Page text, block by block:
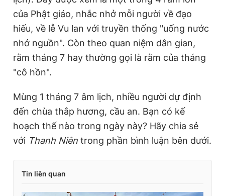
của Phật giáo, nhắc nhở mỗi người về đạo
hiếu, về lễ Vu lan với truyền thống "uống nước
nhớ nguồn". Còn theo quan niệm dân gian,
rằm tháng 7 hay thường gọi là rằm của tháng
"cô hồn".
Mùng 1 tháng 7 âm lịch, nhiều người dự định
đến chùa thắp hương, cầu an. Bạn có kế
hoạch thế nào trong ngày này? Hãy chia sẻ
với Thanh Niên trong phần bình luận bên dưới.
Tin liên quan